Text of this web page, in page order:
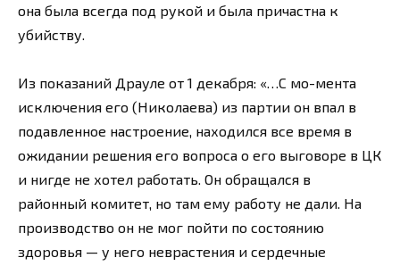
она была всегда под рукой и была причастна к
убийству.
Из показаний Драуле от 1 декабря: «…С мо-мента
исключения его (Николаева) из партии он впал в
подавленное настроение, находился все время в
ожидании решения его вопроса о его выговоре в ЦК
и нигде не хотел работать. Он обращался в
районный комитет, но там ему работу не дали. На
производство он не мог пойти по состоянию
здоровья — у него неврастения и сердечные